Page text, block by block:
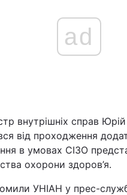
ad
внутрішніх справ
від проходження
в умовах СІЗО
охорони здоров’я.
УНІАН у прес-